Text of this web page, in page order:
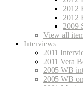
2012
2012
2009
View all
Interviews
2011
2011 Vera
2005 WB
2005 WB